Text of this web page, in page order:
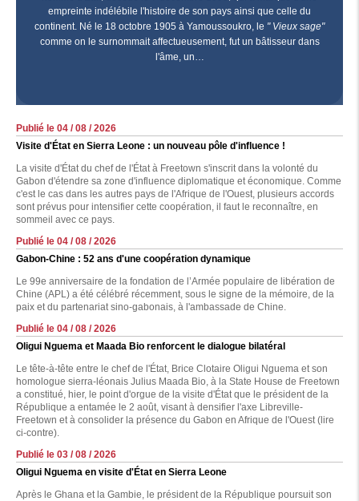
empreinte indélébile l'histoire de son pays ainsi que celle du
continent. Né le 18 octobre 1905 à Yamoussoukro, le " Vieux sage"
comme on le surnommait affectueusement, fut un bâtisseur dans
l'âme, un…
Publié le 04 / 08 / 2026
Visite d'État en Sierra Leone : un nouveau pôle d'influence !
La visite d'État du chef de l'État à Freetown s'inscrit dans la volonté du
Gabon d'étendre sa zone d'influence diplomatique et économique. Comme
c'est le cas dans les autres pays de l'Afrique de l'Ouest, plusieurs accords
sont prévus pour intensifier cette coopération, il faut le reconnaître, en
sommeil avec ce pays.
Publié le 04 / 08 / 2026
Gabon-Chine : 52 ans d'une coopération dynamique
Le 99e anniversaire de la fondation de l’Armée populaire de libération de
Chine (APL) a été célébré récemment, sous le signe de la mémoire, de la
paix et du partenariat sino-gabonais, à l'ambassade de Chine.
Publié le 04 / 08 / 2026
Oligui Nguema et Maada Bio renforcent le dialogue bilatéral
Le tête-à-tête entre le chef de l'État, Brice Clotaire Oligui Nguema et son
homologue sierra-léonais Julius Maada Bio, à la State House de Freetown
a constitué, hier, le point d'orgue de la visite d'État que le président de la
République a entamée le 2 août, visant à densifier l'axe Libreville-
Freetown et à consolider la présence du Gabon en Afrique de l'Ouest (lire
ci-contre).
Publié le 03 / 08 / 2026
Oligui Nguema en visite d'État en Sierra Leone
Après le Ghana et la Gambie, le président de la République poursuit son